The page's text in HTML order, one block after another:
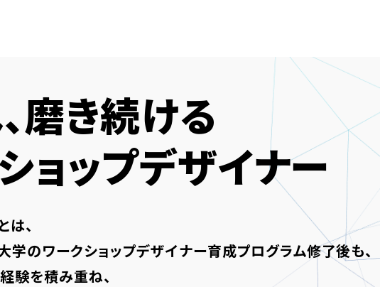
磨き続ける
ョップデザイナー
、
学のワークショップデザイナー育成プログラム修了後も、
験を積み重ね、